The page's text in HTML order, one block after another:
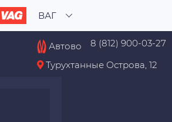
ВАГ
Автово
8 (812) 900-03-27
Турухтанные Острова, 12